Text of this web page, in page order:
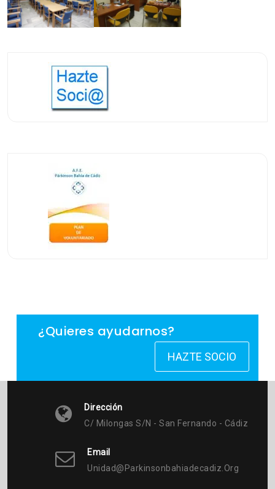
¿Quieres ayudarnos?
HAZTE SOCIO
Dirección
C/ Milongas S/n - San Fernando - Cádiz
Email
Unidad@parkinsonbahiadecadiz.org